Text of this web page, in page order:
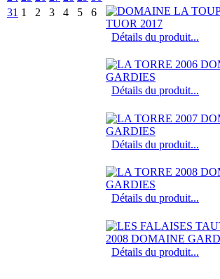
31 1 2 3 4 5 6
Détails du produit...
Détails du produit...
Détails du produit...
Détails du produit...
Détails du produit...